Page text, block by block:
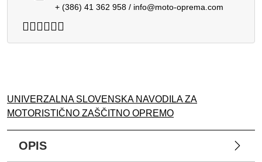
+ (386) 41 362 958/ info@moto-oprema.com
UNIVERZALNA SLOVENSKA NAVODILA ZA
MOTORISTIČNO ZAŠČITNO OPREMO
OPIS